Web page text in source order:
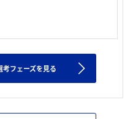
フェーズを見る